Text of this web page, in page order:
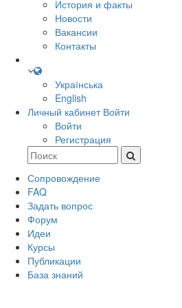
История и факты
Новости
Вакансии
Контакты
Українська
English
Личный кабинет Войти
Войти
Регистрация
Сопровождение
FAQ
Задать вопрос
Форум
Идеи
Курсы
Публикации
База знаний